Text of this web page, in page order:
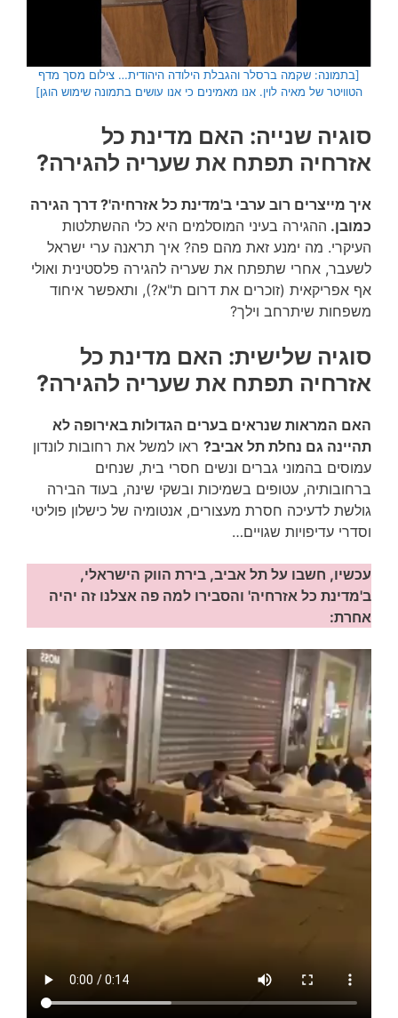
[בתמונה: שקמה ברסלר והגבלת הילודה היהודית… צילום מסך מדף
הטוויטר של מאיה לוין. אנו מאמינים כי אנו עושים בתמונה שימוש הוגן]
סוגיה שנייה: האם מדינת כל
אזרחיה תפתח את שעריה להגירה?
איך מייצרים רוב ערבי ב'מדינת כל אזרחיה'? דרך הגירה
כמובן. ההגירה בעיני המוסלמים היא כלי ההשתלטות
העיקרי. מה ימנע זאת מהם פה? איך תראנה ערי ישראל
לשעבר, אחרי שתפתח את שעריה להגירה פלסטינית ואולי
אף אפריקאית (זוכרים את דרום ת"א?), ותאפשר איחוד
משפחות שיתרחב וילך?
סוגיה שלישית: האם מדינת כל
אזרחיה תפתח את שעריה להגירה?
האם המראות שנראים בערים הגדולות באירופה לא
תהיינה גם נחלת תל אביב? ראו למשל את רחובות לונדון
עמוסים בהמוני גברים ונשים חסרי בית, שנחים
ברחובותיה, עטופים בשמיכות ובשקי שינה, בעוד הבירה
גולשת לדעיכה חסרת מעצורים, אנטומיה של כישלון פוליטי
וסדרי עדיפויות שגויים…
עכשיו, חשבו על תל אביב, בירת הווק הישראלי,
ב'מדינת כל אזרחיה' והסבירו למה פה אצלנו זה יהיה
אחרת: